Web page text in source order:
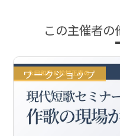
この主催者
ワークショップ